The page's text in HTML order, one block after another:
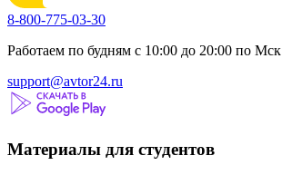
8-800-775-03-30
Работаем по будням с 10:00 до 20:00 по Мск
support@avtor24.ru
Материалы для студентов